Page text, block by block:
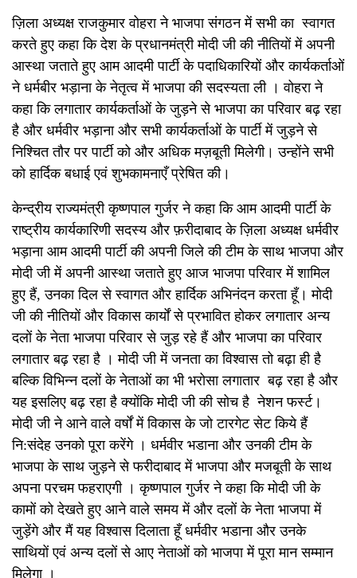
ज़िला अध्यक्ष राजकुमार वोहरा ने भाजपा संगठन में सभी का स्वागत
करते हुए कहा कि देश के प्रधानमंत्री मोदी जी की नीतियों में अपनी
आस्था जताते हुए आम आदमी पार्टी के पदाधिकारियों और कार्यकर्ताओं
ने धर्मबीर भड़ाना के नेतृत्व में भाजपा की सदस्यता ली । वोहरा ने
कहा कि लगातार कार्यकर्ताओं के जुड़ने से भाजपा का परिवार बढ़ रहा
है और धर्मवीर भड़ाना और सभी कार्यकर्ताओं के पार्टी में जुड़ने से
निश्चित तौर पर पार्टी को और अधिक मज़बूती मिलेगी। उन्होंने सभी
को हार्दिक बधाई एवं शुभकामनाएँ प्रेषित की।
केन्द्रीय राज्यमंत्री कृष्णपाल गुर्जर ने कहा कि आम आदमी पार्टी के
राष्ट्रीय कार्यकारिणी सदस्य और फ़रीदाबाद के ज़िला अध्यक्ष धर्मवीर
भड़ाना आम आदमी पार्टी की अपनी जिले की टीम के साथ भाजपा और
मोदी जी में अपनी आस्था जताते हुए आज भाजपा परिवार में शामिल
हुए हैं, उनका दिल से स्वागत और हार्दिक अभिनंदन करता हूँ। मोदी
जी की नीतियों और विकास कार्यों से प्रभावित होकर लगातार अन्य
दलों के नेता भाजपा परिवार से जुड़ रहे हैं और भाजपा का परिवार
लगातार बढ़ रहा है । मोदी जी में जनता का विश्वास तो बढ़ा ही है
बल्कि विभिन्न दलों के नेताओं का भी भरोसा लगातार बढ़ रहा है और
यह इसलिए बढ़ रहा है क्योंकि मोदी जी की सोच है नेशन फर्स्ट।
मोदी जी ने आने वाले वर्षों में विकास के जो टारगेट सेट किये हैं
नि:संदेह उनको पूरा करेंगे । धर्मवीर भडाना और उनकी टीम के
भाजपा के साथ जुड़ने से फरीदाबाद में भाजपा और मजबूती के साथ
अपना परचम फहराएगी । कृष्णपाल गुर्जर ने कहा कि मोदी जी के
कामों को देखते हुए आने वाले समय में और दलों के नेता भाजपा में
जुड़ेंगे और मैं यह विश्वास दिलाता हूँ धर्मवीर भडाना और उनके
साथियों एवं अन्य दलों से आए नेताओं को भाजपा में पूरा मान सम्मान
मिलेगा ।